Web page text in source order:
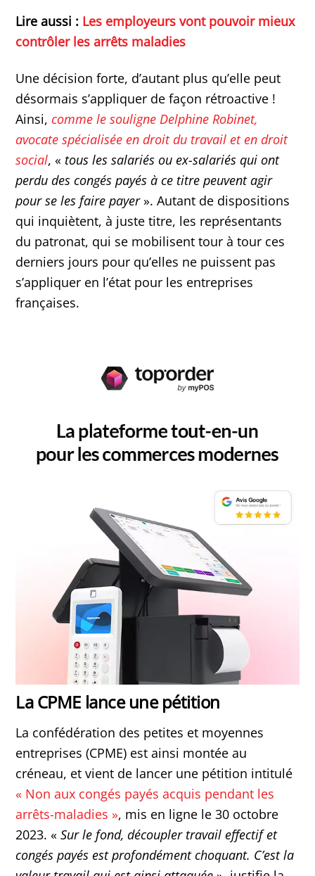
Lire aussi : Les employeurs vont pouvoir mieux
contrôler les arrêts maladies
Une décision forte, d’autant plus qu’elle peut
désormais s’appliquer de façon rétroactive !
Ainsi, comme le souligne Delphine Robinet,
avocate spécialisée en droit du travail et en droit
social, « tous les salariés ou ex-salariés qui ont
perdu des congés payés à ce titre peuvent agir
pour se les faire payer». Autant de dispositions
qui inquiètent, à juste titre, les représentants
du patronat, qui se mobilisent tour à tour ces
derniers jours pour qu’elles ne puissent pas
s’appliquer en l’état pour les entreprises
françaises.
La CPME lance une pétition
La confédération des petites et moyennes
entreprises (CPME) est ainsi montée au
créneau, et vient de lancer une pétition intitulé
« Non aux congés payés acquis pendant les
arrêts-maladies », mis en ligne le 30 octobre
2023. «Sur le fond, découpler travail effectif et
congés payés est profondément choquant. C’est la